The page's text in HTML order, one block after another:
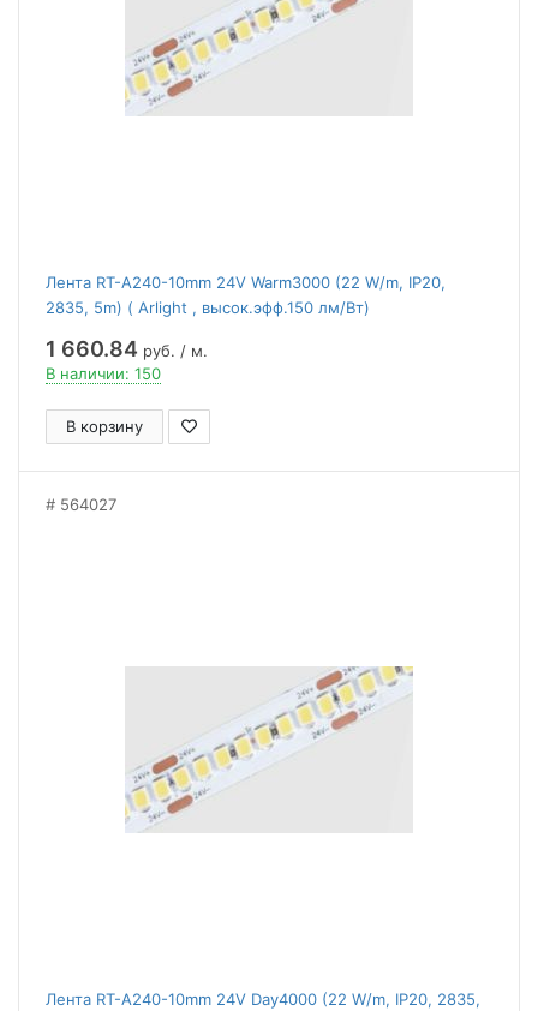
Лента RT-A240-10mm 24V Warm3000 (22 W/m, IP20,
2835, 5m) ( Arlight , высок.эфф.150 лм/Вт)
1 660.84 руб. / м.
В наличии: 150
В корзину
564027
Лента RT-A240-10mm 24V Day4000 (22 W/m, IP20, 2835,